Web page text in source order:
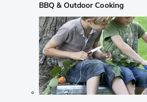
BBQ & Outdoor Cooking